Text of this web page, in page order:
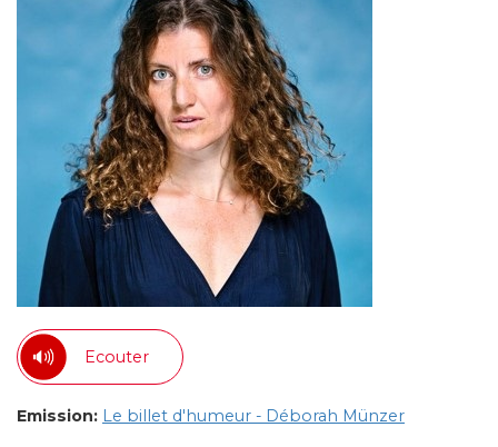
Ecouter
Emission: Le billet d'humeur - Déborah Münzer